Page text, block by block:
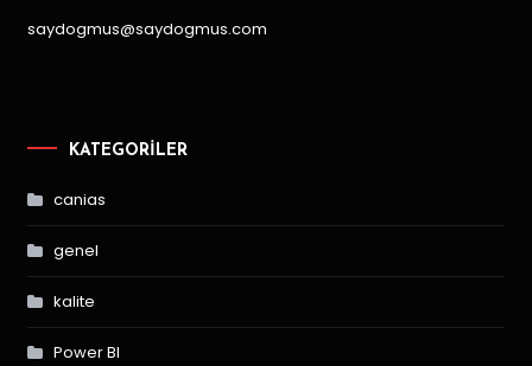
saydogmus@saydogmus.com
KATEGORILER
canias
genel
kalite
Power BI